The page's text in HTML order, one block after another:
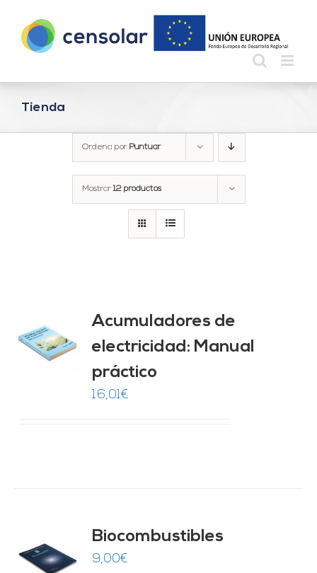
contenido
Tienda
Ordena por Puntuar
Mostrar12 productos
Acumuladores de
electricidad: Manual
práctico
16,01€
Biocombustibles
9,00€